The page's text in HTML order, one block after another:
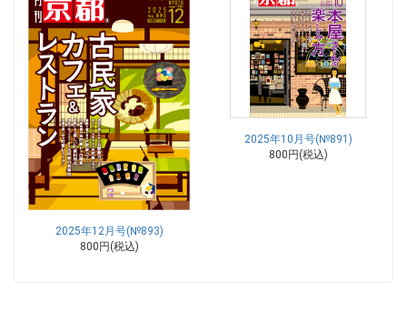
2025年12月号(№893)
800円(税込)
2025年10月号(№891)
800円(税込)